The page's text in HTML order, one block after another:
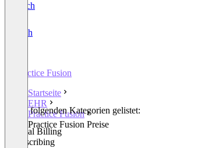
Deutsch
English
Practice Fusion
Startseite
EHR
Practice Fusion
Practice Fusion Preise
In den folgenden Kategorien gelistet:
Medical Billing
E-Prescribing